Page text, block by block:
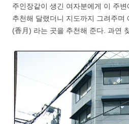
주인장같이 생긴 여자분에게 이 주
추천해 달랬더니 지도까지 그려주며
(香月) 라는 곳을 추천해 준다. 과연